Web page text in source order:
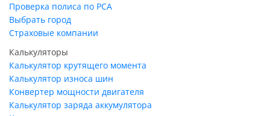
Проверка полиса по РСА
Выбрать город
Страховые компании
Калькуляторы
Калькулятор крутящего момента
Калькулятор износа шин
Конвертер мощности двигателя
Калькулятор заряда аккумулятора